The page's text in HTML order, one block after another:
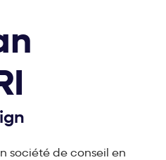
société de conseil en